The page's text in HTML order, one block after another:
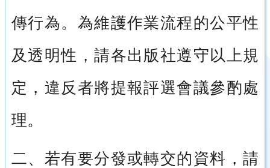
傳行為。為維護作業流程的公平性
及透明性，請各出版社遵守以上規
定，違反者將提報評選會議參酌處
理。
二、若有要分發或轉交的資料，請